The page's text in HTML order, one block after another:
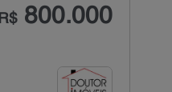
R$800.000